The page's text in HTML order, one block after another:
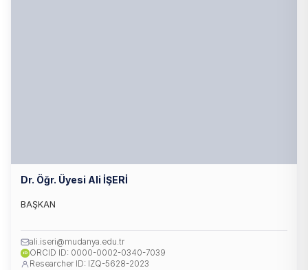
Dr. Öğr. Üyesi Ali İŞERİ
BAŞKAN
ali.iseri@mudanya.edu.tr
iD ORCID ID: 0000-0002-0340-7039
Researcher ID: IZQ-5628-2023